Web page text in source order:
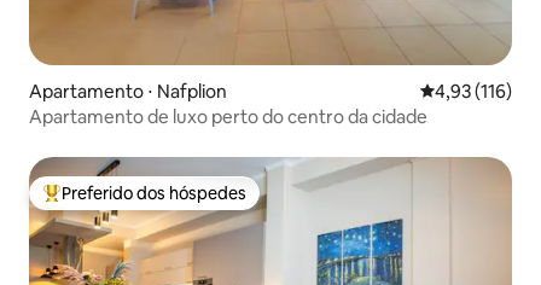
Apartamento ⋅ Nafplion 4,93 de uma
4,93 (116)
Apartamento de luxo perto do centro da cidade
Entre os melhores preferidos dos hóspedes
Preferido dos hóspedes